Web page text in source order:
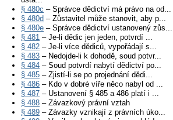
§ 480c – Správce dědictví má právo na od...
§ 480d – Zůstavitel může stanovit, aby p...
§ 480e – Správce dědictví ustanovený zůs...
§ 481 – Je-li dědic jen jeden, potvrdí ...
§ 482 – Je-li více dědiců, vypořádají s...
§ 483 – Nedojde-li k dohodě, soud potvr...
§ 484 – Soud potvrdí nabytí dědictví po...
§ 485 – Zjistí-li se po projednání dědi...
§ 486 – Kdo v dobré víře něco nabyl od ...
§ 487 – Ustanovení § 485 a 486 platí i ...
§ 488 – Závazkový právní vztah
§ 489 – Závazky vznikají z právních úko...